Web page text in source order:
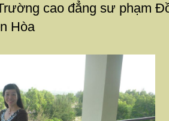
cao đẳng sư phạm
Hòa